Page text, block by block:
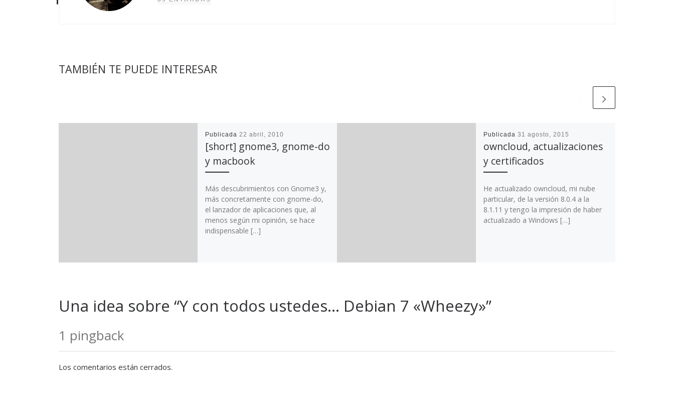
TAMBIÉN TE PUEDE INTERESAR
Publicada 22 abril, 2010
[short] gnome3, gnome-do
y macbook
Más descubrimientos con Gnome3 y,
más concretamente con gnome-do,
el lanzador de aplicaciones que, al
menos según mi opinión, se hace
indispensable […]
Publicada 31 agosto, 2015
owncloud, actualizaciones
y certificados
He actualizado owncloud, mi nube
particular, de la versión 8.0.4 a la
8.1.11 y tengo la impresión de haber
actualizado a Windows […]
Una idea sobre “Y con todos ustedes… Debian 7 «Wheezy»”
1 pingback
Los comentarios están cerrados.